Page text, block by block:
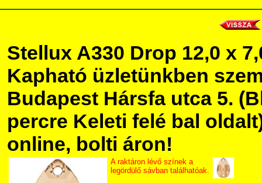
Stellux A330 Drop 12,0 x
Kapható üzletünkben
Budapest Hársfa utca 5.
percre Keleti felé bal
online, bolti áron!
A raktáron lévő színek a
legördülő sávban találhatóak.